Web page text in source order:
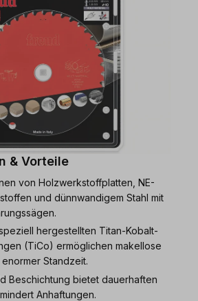
& Vorteile
von Holzwerkstoffplatten, NE-
und dünnwandigem Stahl mit
hergestellten Titan-Kobalt-
(TiCo) ermöglichen makellose
Standzeit.
Beschichtung bietet dauerhaften
Anhaftungen.